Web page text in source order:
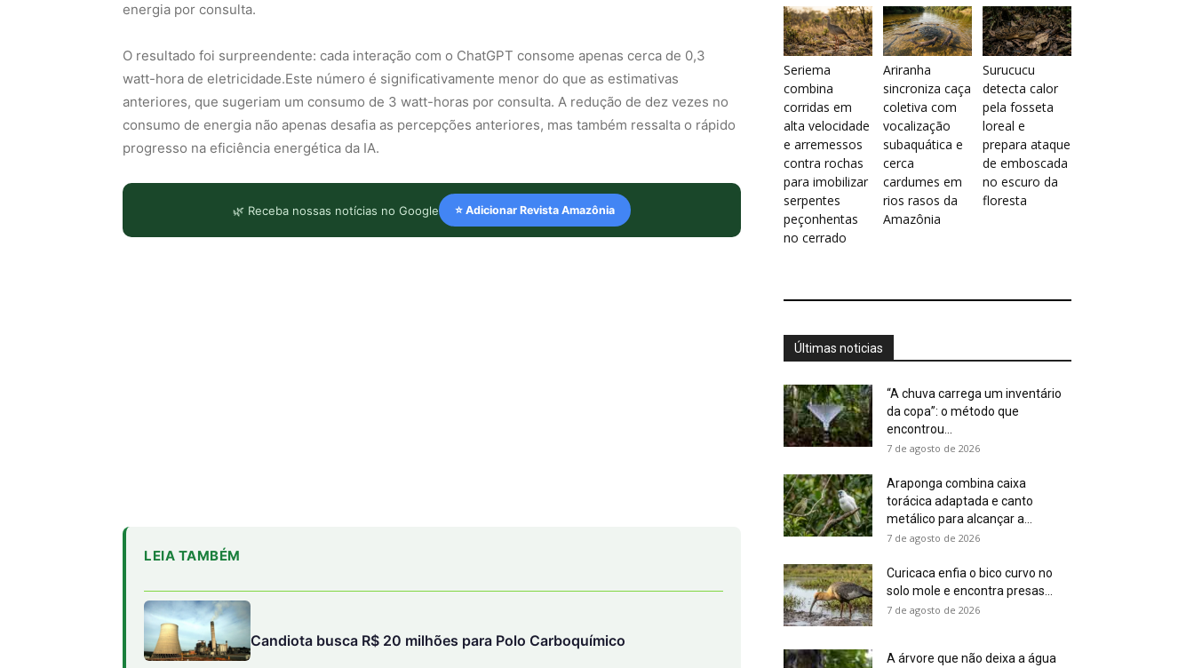
energia por consulta.
O resultado foi surpreendente: cada interação com o ChatGPT consome apenas cerca de 0,3
watt-hora de eletricidade.Este número é significativamente menor do que as estimativas
anteriores, que sugeriam um consumo de 3 watt-horas por consulta. A redução de dez vezes no
consumo de energia não apenas desafia as percepções anteriores, mas também ressalta o rápido
progresso na eficiência energética da IA.
🌿 Receba nossas notícias no Google ⭐ Adicionar Revista Amazônia
LEIA TAMBÉM
Candiota busca R$ 20 milhões para Polo Carboquímico
Seriema
combina
corridas em
alta velocidade
e arremessos
contra rochas
para imobilizar
serpentes
peçonhentas
no cerrado
Ariranha
sincroniza caça
coletiva com
vocalização
subaquática e
cerca
cardumes em
rios rasos da
Amazônia
Surucucu
detecta calor
pela fosseta
loreal e
prepara ataque
de emboscada
no escuro da
floresta
Últimas noticias
“A chuva carrega um inventário
da copa”: o método que
encontrou...
7 de agosto de 2026
Araponga combina caixa
torácica adaptada e canto
metálico para alcançar a...
7 de agosto de 2026
Curicaca enfia o bico curvo no
solo mole e encontra presas...
7 de agosto de 2026
A árvore que não deixa a água